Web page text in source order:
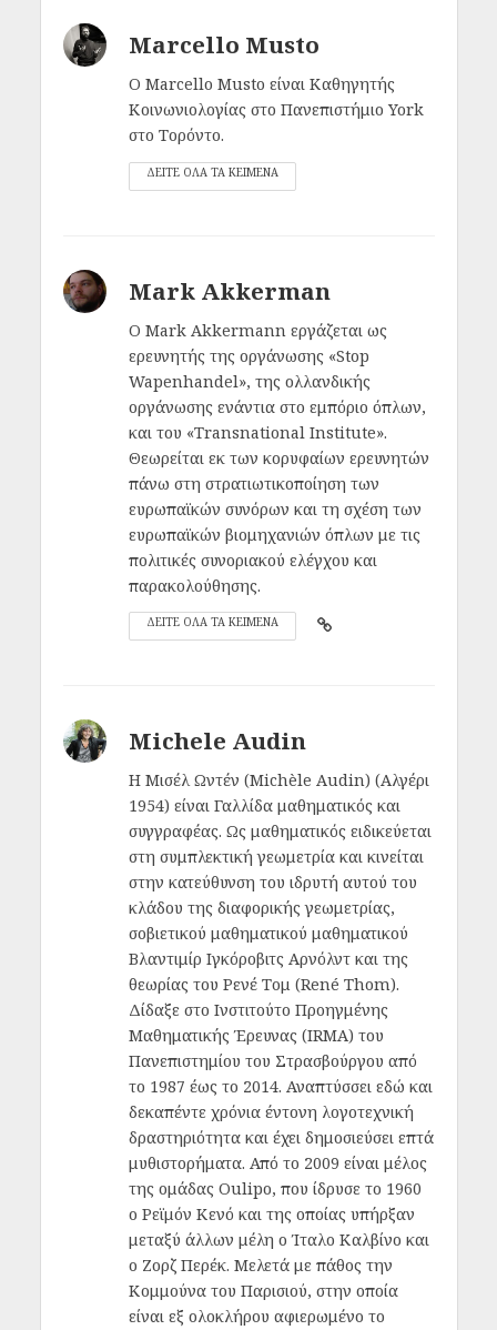
Marcello Musto
Ο Marcello Musto είναι Καθηγητής
Κοινωνιολογίας στο Πανεπιστήμιο York
στο Τορόντο.
ΔΕΙΤΕ ΟΛΑ ΤΑ ΚΕΙΜΕΝΑ
Mark Akkerman
O Mark Akkermann εργάζεται ως
ερευνητής της οργάνωσης «Stop
Wapenhandel», της ολλανδικής
οργάνωσης ενάντια στο εμπόριο όπλων,
και του «Transnational Institute».
Θεωρείται εκ των κορυφαίων ερευνητών
πάνω στη στρατιωτικοποίηση των
ευρωπαϊκών συνόρων και τη σχέση των
ευρωπαϊκών βιομηχανιών όπλων με τις
πολιτικές συνοριακού ελέγχου και
παρακολούθησης.
ΔΕΙΤΕ ΟΛΑ ΤΑ ΚΕΙΜΕΝΑ
Michele Audin
Η Μισέλ Ωντέν (Michèle Audin) (Αλγέρι
1954) είναι Γαλλίδα μαθηματικός και
συγγραφέας. Ως μαθηματικός ειδικεύεται
στη συμπλεκτική γεωμετρία και κινείται
στην κατεύθυνση του ιδρυτή αυτού του
κλάδου της διαφορικής γεωμετρίας,
σοβιετικού μαθηματικού μαθηματικού
Βλαντιμίρ Ιγκόροβιτς Αρνόλντ και της
θεωρίας του Ρενέ Τομ (René Thom).
Δίδαξε στο Ινστιτούτο Προηγμένης
Μαθηματικής Έρευνας (IRMA) του
Πανεπιστημίου του Στρασβούργου από
το 1987 έως το 2014. Αναπτύσσει εδώ και
δεκαπέντε χρόνια έντονη λογοτεχνική
δραστηριότητα και έχει δημοσιεύσει επτά
μυθιστορήματα. Από το 2009 είναι μέλος
της ομάδας Oulipo, που ίδρυσε το 1960
ο Ρεϊμόν Κενό και της οποίας υπήρξαν
μεταξύ άλλων μέλη ο Ίταλο Καλβίνο και
ο Ζορζ Περέκ. Μελετά με πάθος την
Κομμούνα του Παρισιού, στην οποία
είναι εξ ολοκλήρου αφιερωμένο το